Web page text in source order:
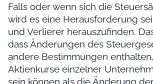
Falls oder wenn sich die
wird es eine Herausforderung
und Verlierer herauszufinden.
dass Änderungen des
andere Bestimmungen
Aktienkurse einzelner
sein können als die Änderung